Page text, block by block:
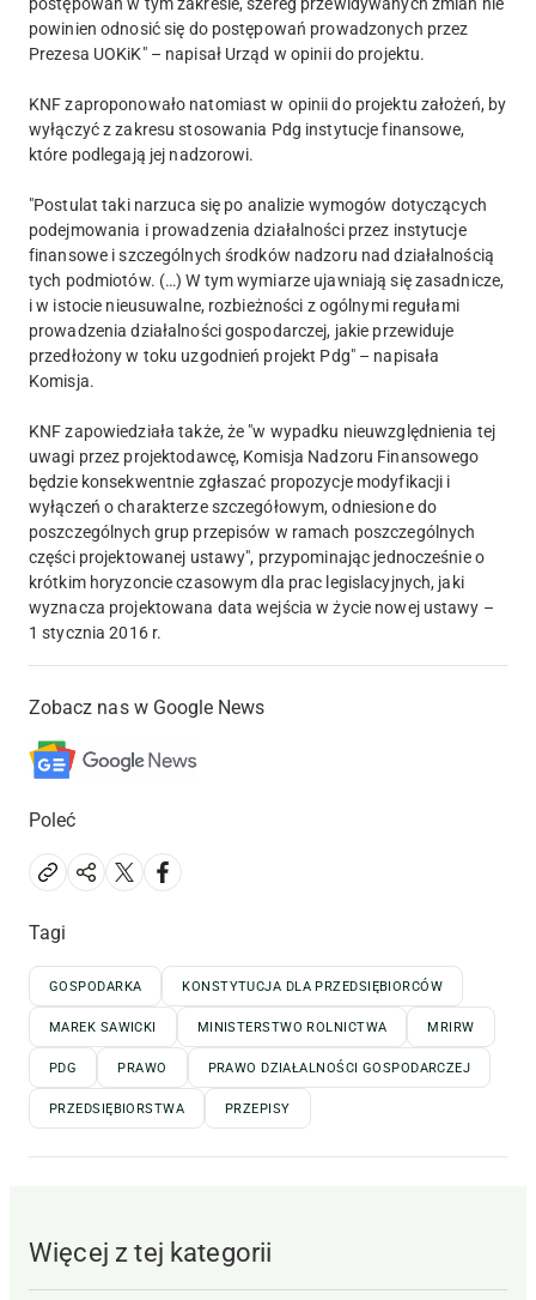
postępowań w tym zakresie, szereg przewidywanych zmian nie
powinien odnosić się do postępowań prowadzonych przez
Prezesa UOKiK" – napisał Urząd w opinii do projektu.
KNF zaproponowało natomiast w opinii do projektu założeń, by
wyłączyć z zakresu stosowania Pdg instytucje finansowe,
które podlegają jej nadzorowi.
"Postulat taki narzuca się po analizie wymogów dotyczących
podejmowania i prowadzenia działalności przez instytucje
finansowe i szczególnych środków nadzoru nad działalnością
tych podmiotów. (…) W tym wymiarze ujawniają się zasadnicze,
i w istocie nieusuwalne, rozbieżności z ogólnymi regułami
prowadzenia działalności gospodarczej, jakie przewiduje
przedłożony w toku uzgodnień projekt Pdg" – napisała
Komisja.
KNF zapowiedziała także, że "w wypadku nieuwzględnienia tej
uwagi przez projektodawcę, Komisja Nadzoru Finansowego
będzie konsekwentnie zgłaszać propozycje modyfikacji i
wyłączeń o charakterze szczegółowym, odniesione do
poszczególnych grup przepisów w ramach poszczególnych
części projektowanej ustawy", przypominając jednocześnie o
krótkim horyzoncie czasowym dla prac legislacyjnych, jaki
wyznacza projektowana data wejścia w życie nowej ustawy –
1 stycznia 2016 r.
Zobacz nas w Google News
Poleć
Tagi
GOSPODARKA KONSTYTUCJA DLA PRZEDSIĘBIORCÓW
MAREK SAWICKI MINISTERSTWO ROLNICTWA MRIRW
PDG PRAWO PRAWO DZIAŁALNOŚCI GOSPODARCZEJ
PRZEDSIĘBIORSTWA PRZEPISY
Więcej z tej kategorii